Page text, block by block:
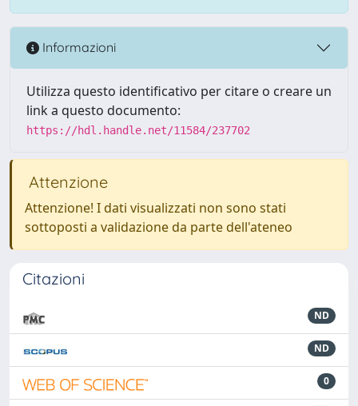
Informazioni
Utilizza questo identificativo per citare o creare un
link a questo documento:
https://hdl.handle.net/11584/237702
Attenzione
Attenzione! I dati visualizzati non sono stati
sottoposti a validazione da parte dell'ateneo
Citazioni
ND
ND
0